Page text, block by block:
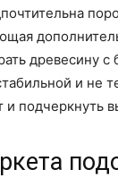
древесину с
и не
и подчеркнуть